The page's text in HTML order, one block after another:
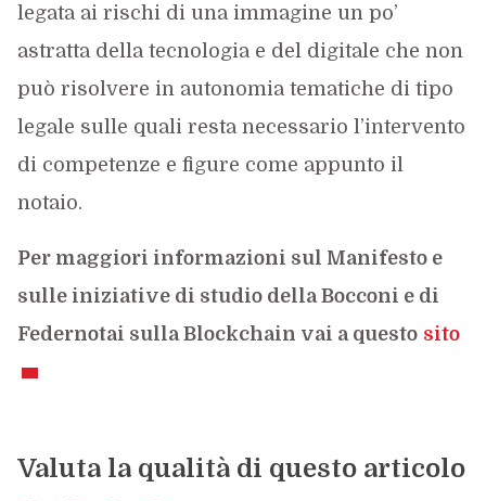
legata ai rischi di una immagine un po’
astratta della tecnologia e del digitale che non
può risolvere in autonomia tematiche di tipo
legale sulle quali resta necessario l’intervento
di competenze e figure come appunto il
notaio.
Per maggiori informazioni sul Manifesto e
sulle iniziative di studio della Bocconi e di
Federnotai sulla Blockchain vai a questo sito
Valuta la qualità di questo articolo